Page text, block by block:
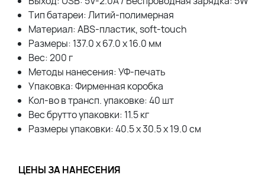
Тип батареи: Литий-полимерная
Материал: ABS-пластик, soft-touch
Размеры: 137.0 х 67.0 х 16.0 мм
Вес: 200 г
Методы нанесения: УФ-печать
Упаковка: Фирменная коробка
Кол-во в трансп. упаковке: 40 шт
Вес брутто упаковки: 11.5 кг
Размеры упаковки: 40.5 x 30.5 x 19.0 см
ЦЕНЫ ЗА НАНЕСЕНИЯ